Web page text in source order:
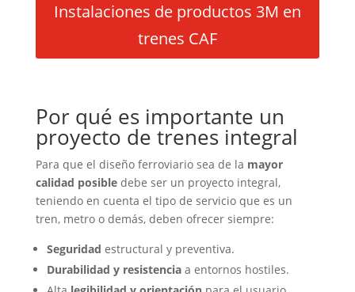
Instalaciones de productos 3M en
trenes CAF
Por qué es importante un
proyecto de trenes integral
Para que el diseño ferroviario sea de la mayor
calidad posibledebe ser un proyecto integral,
teniendo en cuenta el tipo de servicio que es un
tren, metro o demás, deben ofrecer siempre:
Seguridad estructural y preventiva.
Durabilidad y resistenciaa entornos hostiles.